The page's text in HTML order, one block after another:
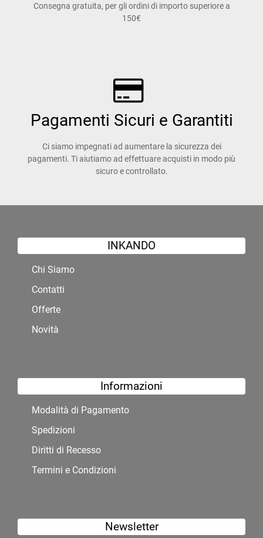
Consegna gratuita, per gli ordini di importo superiore a
150€
Pagamenti Sicuri e Garantiti
Ci siamo impegnati ad aumentare la sicurezza dei
pagamenti. Ti aiutiamo ad effettuare acquisti in modo più
sicuro e controllato.
INKANDO
Chi Siamo
Contatti
Offerte
Novità
Informazioni
Modalità di Pagamento
Spedizioni
Diritti di Recesso
Termini e Condizioni
Newsletter